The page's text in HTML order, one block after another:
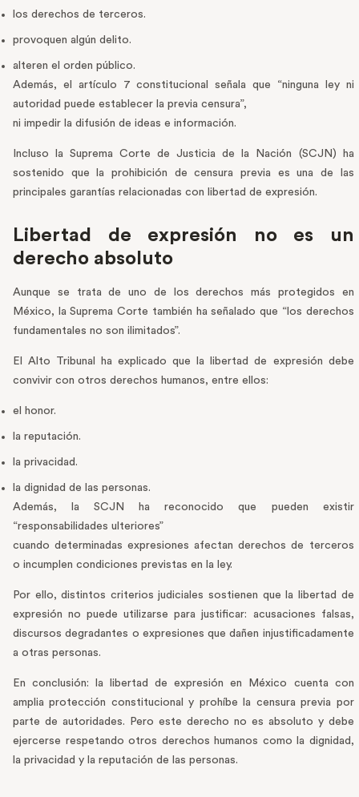
los derechos de terceros.
provoquen algún delito.
alteren el orden público.
Además, el artículo 7 constitucional señala que “ninguna ley ni
autoridad puede establecer la previa censura”,
ni impedir la difusión de ideas e información.
Incluso la Suprema Corte de Justicia de la Nación (SCJN) ha
sostenido que la prohibición de censura previa es una de las
principales garantías relacionadas con libertad de expresión.
Libertad de expresión no es un
derecho absoluto
Aunque se trata de uno de los derechos más protegidos en
México, la Suprema Corte también ha señalado que “los derechos
fundamentales no son ilimitados”.
El Alto Tribunal ha explicado que la libertad de expresión debe
convivir con otros derechos humanos, entre ellos:
el honor.
la reputación.
la privacidad.
la dignidad de las personas.
Además, la SCJN ha reconocido que pueden existir
“responsabilidades ulteriores”
cuando determinadas expresiones afectan derechos de terceros
o incumplen condiciones previstas en la ley.
Por ello, distintos criterios judiciales sostienen que la libertad de
expresión no puede utilizarse para justificar: acusaciones falsas,
discursos degradantes o expresiones que dañen injustificadamente
a otras personas.
En conclusión: la libertad de expresión en México cuenta con
amplia protección constitucional y prohíbe la censura previa por
parte de autoridades. Pero este derecho no es absoluto y debe
ejercerse respetando otros derechos humanos como la dignidad,
la privacidad y la reputación de las personas.